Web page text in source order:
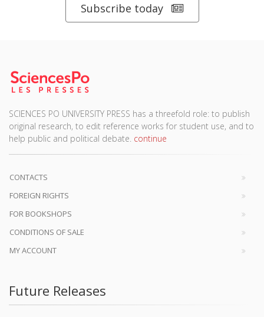
Subscribe today
SCIENCES PO UNIVERSITY PRESS has a threefold role: to publish
original research, to edit reference works for student use, and to
help public and political debate. continue
CONTACTS
FOREIGN RIGHTS
FOR BOOKSHOPS
CONDITIONS OF SALE
MY ACCOUNT
Future Releases